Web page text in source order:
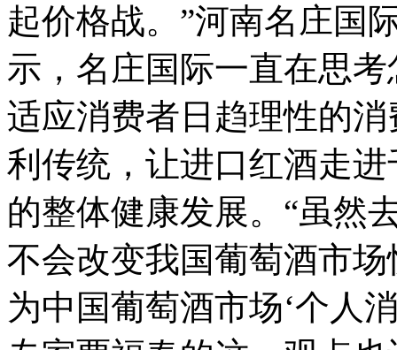
起价格战。”河南名庄国
示，名庄国际一直在思
适应消费者日趋理性的
利传统，让进口红酒走
的整体健康发展。“虽然
不会改变我国葡萄酒市
为中国葡萄酒市场‘个人